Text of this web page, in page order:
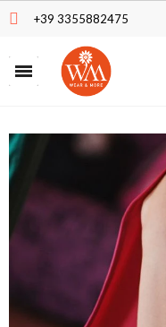
+39 3355882475